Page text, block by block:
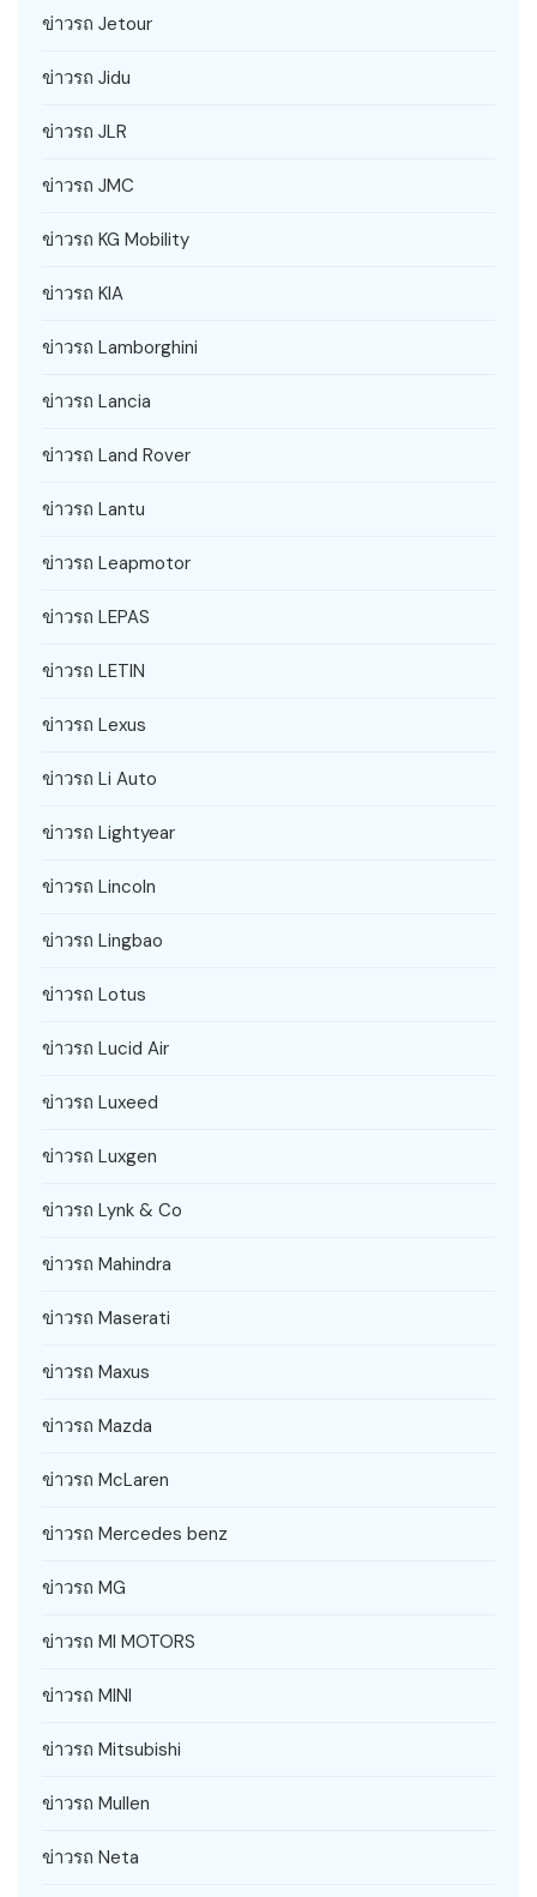
ข่าวรถ Jetour
ข่าวรถ Jidu
ข่าวรถ JLR
ข่าวรถ JMC
ข่าวรถ KG Mobility
ข่าวรถ KIA
ข่าวรถ Lamborghini
ข่าวรถ Lancia
ข่าวรถ Land Rover
ข่าวรถ Lantu
ข่าวรถ Leapmotor
ข่าวรถ LEPAS
ข่าวรถ LETIN
ข่าวรถ Lexus
ข่าวรถ Li Auto
ข่าวรถ Lightyear
ข่าวรถ Lincoln
ข่าวรถ Lingbao
ข่าวรถ Lotus
ข่าวรถ Lucid Air
ข่าวรถ Luxeed
ข่าวรถ Luxgen
ข่าวรถ Lynk & Co
ข่าวรถ Mahindra
ข่าวรถ Maserati
ข่าวรถ Maxus
ข่าวรถ Mazda
ข่าวรถ McLaren
ข่าวรถ Mercedes benz
ข่าวรถ MG
ข่าวรถ MI MOTORS
ข่าวรถ MINI
ข่าวรถ Mitsubishi
ข่าวรถ Mullen
ข่าวรถ Neta